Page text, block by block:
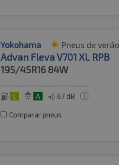
Yokohama Pneus de verão
Advan Fleva V701 XL RPB
195/45R16 84W
C A 67 dB
Comparar pneus